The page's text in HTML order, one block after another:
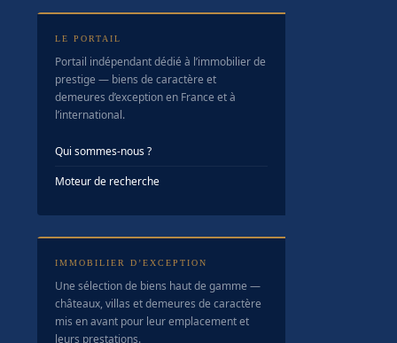
LE PORTAIL
Portail indépendant dédié à l’immobilier de
prestige — biens de caractère et
demeures d’exception en France et à
l’international.
Qui sommes-nous ?
Moteur de recherche
IMMOBILIER D’EXCEPTION
Une sélection de biens haut de gamme —
châteaux, villas et demeures de caractère
mis en avant pour leur emplacement et
leurs prestations.